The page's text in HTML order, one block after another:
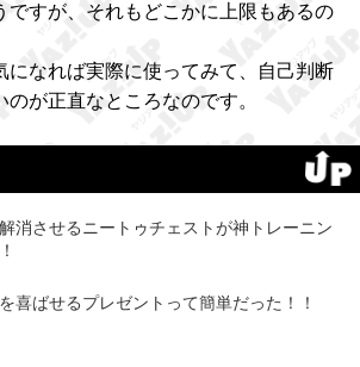
ですが、それもどこかに上限もあるの
になれば実際に使ってみて、自己判断
が正直なところなのです。
消させるニートゥチェストが神トレーニン
喜ばせるプレゼントって簡単だった！！